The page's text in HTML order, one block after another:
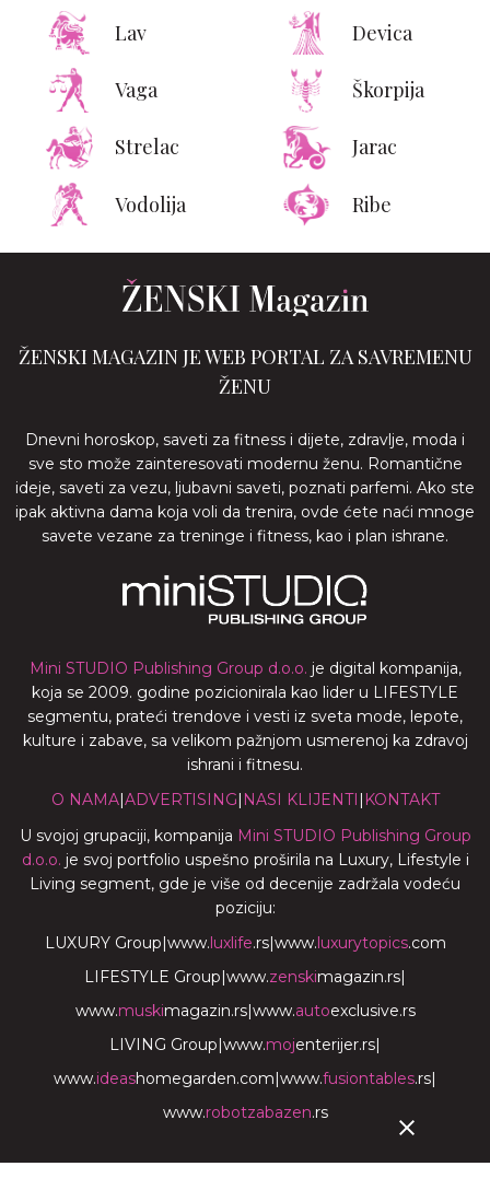
Lav Devica
Vaga Škorpija
Strelac Jarac
Vodolija Ribe
ŽENSKI MAGAZIN JE WEB PORTAL ZA SAVREMENU
ŽENU
Dnevni horoskop, saveti za fitness i dijete, zdravlje, moda i
sve sto može zainteresovati modernu ženu. Romantične
ideje, saveti za vezu, ljubavni saveti, poznati parfemi. Ako ste
ipak aktivna dama koja voli da trenira, ovde ćete naći mnoge
savete vezane za treninge i fitness, kao i plan ishrane.
Mini STUDIO Publishing Group d.o.o. je digital kompanija,
koja se 2009. godine pozicionirala kao lider u LIFESTYLE
segmentu, prateći trendove i vesti iz sveta mode, lepote,
kulture i zabave, sa velikom pažnjom usmerenoj ka zdravoj
ishrani i fitnesu.
O NAMA|ADVERTISING| NASI KLIJENTI | KONTAKT
U svojoj grupaciji, kompanija Mini STUDIO Publishing Group
d.o.o. je svoj portfolio uspešno proširila na Luxury, Lifestyle i
Living segment, gde je više od decenije zadržala vodeću
poziciju:
LUXURY Group|www.luxlife.rs|www.luxurytopics.com
LIFESTYLE Group|www.zenskimagazin.rs|
www.muskimagazin.rs|www.autoexclusive.rs
LIVING Group|www.mojenterijer.rs|
www.ideashomegarden.com|www.fusiontables.rs|
www.robotzabazen.rs